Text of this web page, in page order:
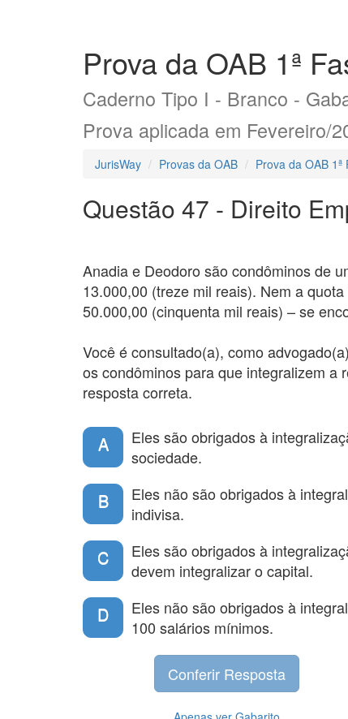
Prova da OAB 1ª
Caderno Tipo I - Branco -
Prova aplicada em Fevereiro/
JurisWay Provas da OAB Prova da OAB
Questão 47 - Direito
Anadia e Deodoro são condôminos de
13.000,00 (treze mil reais). Nem a
50.000,00 (cinquenta mil reais) – se
Você é consultado(a), como
os condôminos para que integralizem a
resposta correta.
A
Eles são obrigados à
sociedade.
B
Eles não são obrigados à
indivisa.
C
Eles são obrigados à
devem integralizar o capital.
D
Eles não são obrigados à
100 salários mínimos.